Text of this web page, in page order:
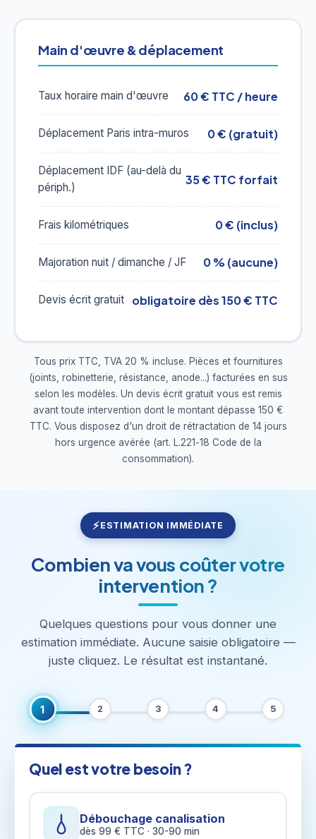
Main d'œuvre & déplacement
Taux horaire main d'œuvre 60 € TTC / heure
Déplacement Paris intra-muros 0 € (gratuit)
Déplacement IDF (au-delà du
périph.)
35 € TTC forfait
Frais kilométriques 0 € (inclus)
Majoration nuit / dimanche / JF 0 % (aucune)
Devis écrit gratuit obligatoire dès 150 € TTC
Tous prix TTC, TVA 20 % incluse. Pièces et fournitures
(joints, robinetterie, résistance, anode...) facturées en sus
selon les modèles. Un devis écrit gratuit vous est remis
avant toute intervention dont le montant dépasse 150 €
TTC. Vous disposez d'un droit de rétractation de 14 jours
hors urgence avérée (art. L.221-18 Code de la
consommation).
ESTIMATION IMMÉDIATE
Combien va vous coûter votre
intervention ?
Quelques questions pour vous donner une
estimation immédiate. Aucune saisie obligatoire —
juste cliquez. Le résultat est instantané.
1 2 3 4 5
Quel est votre besoin ?
Débouchage canalisation
dès 99 € TTC · 30-90 min